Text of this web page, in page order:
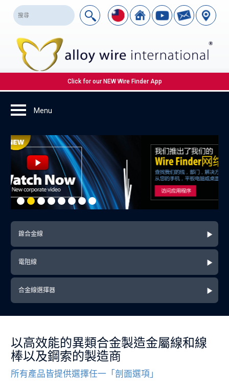
Click for our NEW Wire Finder App
鎳合金線
電阻線
合金線選擇器
以高效能的異類合金製造金屬線和線
棒以及鋼索的製造商
所有產品皆提供選擇任一「剖面選項」